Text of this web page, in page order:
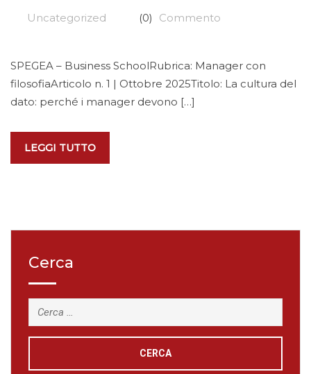
Uncategorized (0) Commento
SPEGEA – Business SchoolRubrica: Manager con
filosofiaArticolo n. 1 | Ottobre 2025Titolo: La cultura del
dato: perché i manager devono […]
LEGGI TUTTO
Cerca
Ricerca
per: